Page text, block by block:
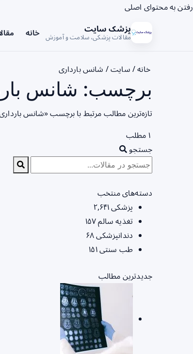
رفتن به محتوای اصلی
پزشک سایت
مقالات پزشکی، سلامت و آموزش خانه
خانه/ سایت/ شانس بارداری
برچسب: شانس
تازه‌ترین مطالب مرتبط با برچسب «شانس
۱ مطلب
جستجو
دسته‌های منتخب
پزشکی۲,۶۴۱
تغذیه سالم۱۵۷
دندانپزشکی۶۸
طب سنتی۱۵۱
جدیدترین مطالب